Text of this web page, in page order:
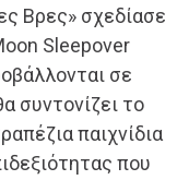
Βρες» σχεδίασε
Sleepover
σε
συντονίζει το
παιχνίδια
που